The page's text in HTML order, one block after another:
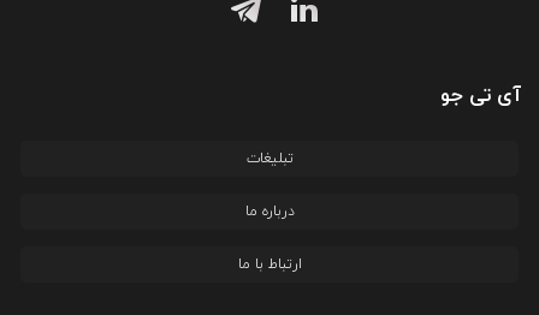
آی تی جو
تبلیغات
درباره ما
ارتباط با ما